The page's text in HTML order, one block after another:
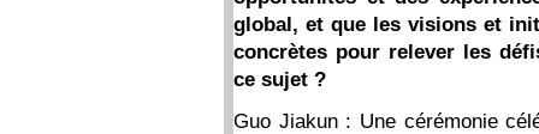
global, et que les visions et
concrètes pour relever les
ce sujet ?
Guo Jiakun : Une cérémonie